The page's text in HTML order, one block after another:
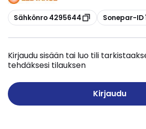
Kopioi
Sähkönro 4295644 Kopioi
Sonepar-ID
Kirjaudu sisään tai luo tili
tehdäksesi tilauksen
Kirjaudu